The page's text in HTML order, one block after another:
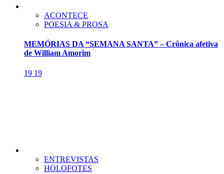
ACONTECE
POESIA & PROSA
MEMÓRIAS DA “SEMANA SANTA” – Crônica afetiva
de William Amorim
19 19
ENTREVISTAS
HOLOFOTES